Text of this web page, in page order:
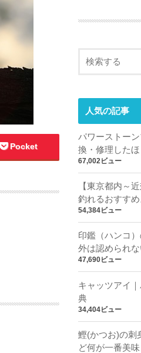
Pocket
人気の記事
パワーストー
換・修理した
67,002ビュー
【東京都内～
釣れるおすす
54,384ビュー
印鑑（ハンコ
外は認められ
47,690ビュー
キャッツアイ
典
34,404ビュー
鰹(かつお)の刺
ど何が一番美